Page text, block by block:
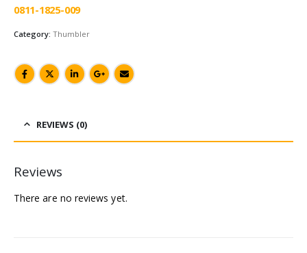
0811-1825-009
Category: Thumbler
REVIEWS (0)
Reviews
There are no reviews yet.